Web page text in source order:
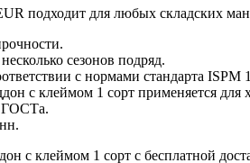
подходит для любых складских
сезонов подряд.
с нормами стандарта ISPM
с клеймом 1 сорт применяется
ГОСТа.
с клеймом 1 сорт с бесплатной